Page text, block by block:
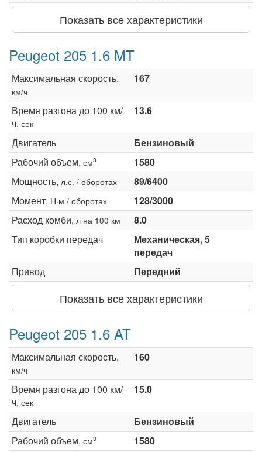
Показать все характеристики
Peugeot 205 1.6 MT
Максимальная скорость,
км/ч
167
Время разгона до 100 км/
ч, сек
13.6
Двигатель
Бензиновый
Рабочий объем, см3
1580
Мощность, л.с. / оборотах
89/6400
Момент, Н·м / оборотах
128/3000
Расход комби, л на 100 км
8.0
Тип коробки передач
Механическая, 5
передач
Привод
Передний
Показать все характеристики
Peugeot 205 1.6 AT
Максимальная скорость,
км/ч
160
Время разгона до 100 км/
ч, сек
15.0
Двигатель
Бензиновый
Рабочий объем, см3
1580